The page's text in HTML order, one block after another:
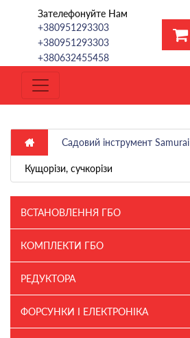
Зателефонуйте Нам
+380951293303
+380951293303
+380632455458
Садовий інструмент Samurai
Кущорізи, сучкорізи
ВСТАНОВЛЕННЯ ГБО
КОМПЛЕКТИ ГБО
РЕДУКТОРА
ФОРСУНКИ І ЕЛЕКТРОНІКА